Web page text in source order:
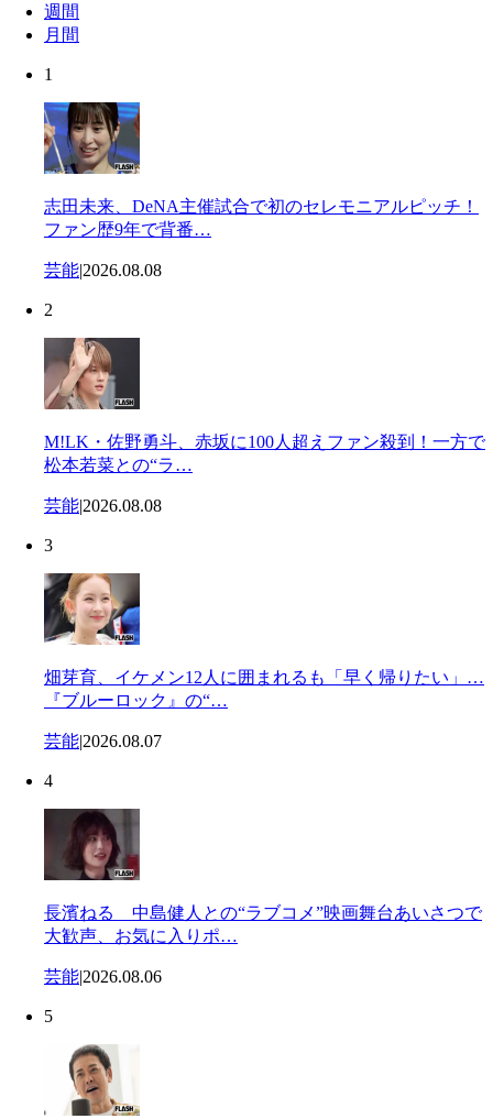
週間
月間
1
志田未来、DeNA主催試合で初のセレモニアルピッチ！
ファン歴9年で背番…
芸能|2026.08.08
2
M!LK・佐野勇斗、赤坂に100人超えファン殺到！一方で
松本若菜との“ラ…
芸能|2026.08.08
3
畑芽育、イケメン12人に囲まれるも「早く帰りたい」…
『ブルーロック』の“…
芸能|2026.08.07
4
長濱ねる 中島健人との“ラブコメ”映画舞台あいさつで
大歓声、お気に入りポ…
芸能|2026.08.06
5